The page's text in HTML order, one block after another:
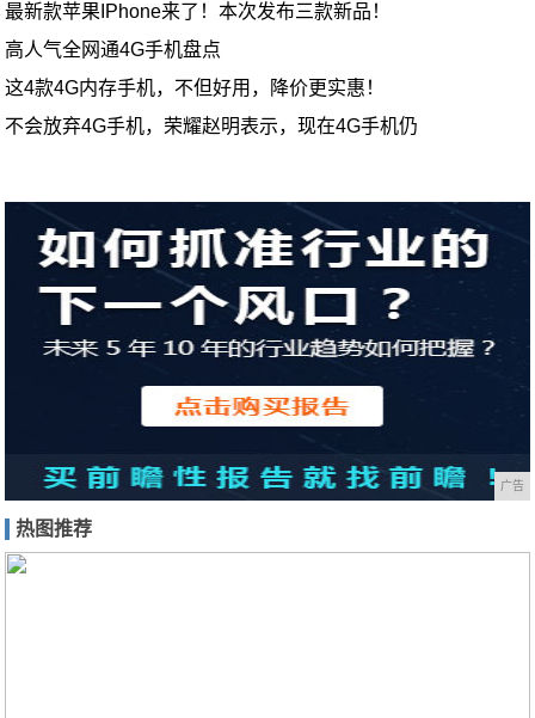
最新款苹果IPhone来了！本次发布三款新品！
高人气全网通4G手机盘点
这4款4G内存手机，不但好用，降价更实惠！
不会放弃4G手机，荣耀赵明表示，现在4G手机仍
广告
热图推荐